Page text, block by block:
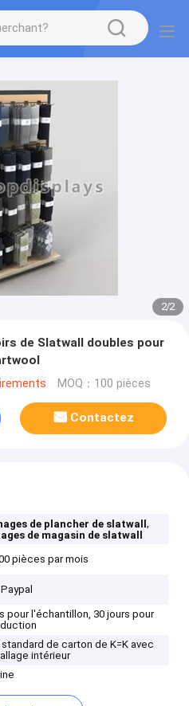
2/2
de Slatwall doubles pour
MOQ：100 pièces
Contactez
de plancher de slatwall,
de magasin de slatwall
pièces par mois
pour l'échantillon, 30 jours pour
de carton de K=K avec
intérieur